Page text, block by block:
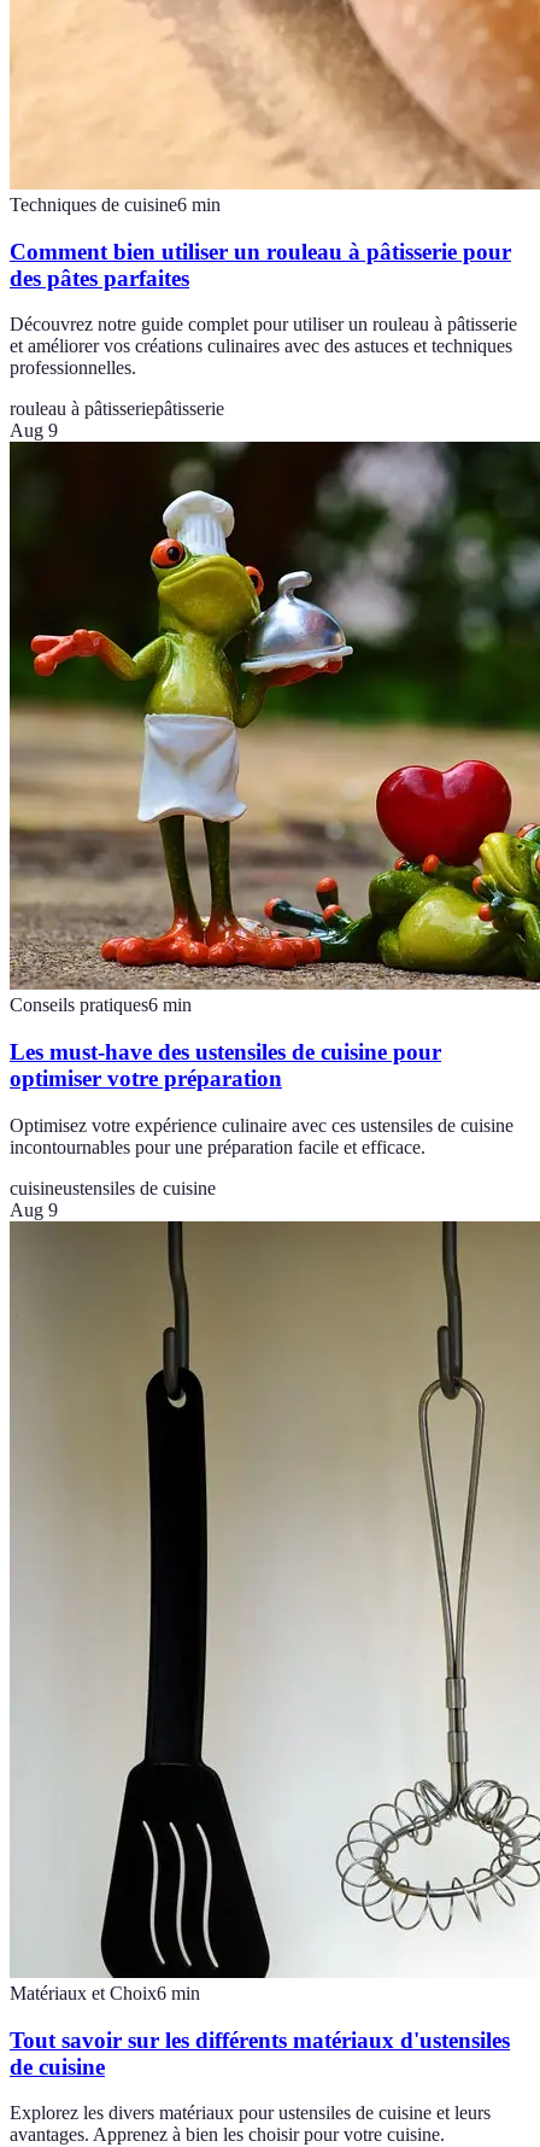
Techniques de cuisine6 min
Comment bien utiliser un rouleau à pâtisserie pour
des pâtes parfaites
Découvrez notre guide complet pour utiliser un rouleau à pâtisserie
et améliorer vos créations culinaires avec des astuces et techniques
professionnelles.
rouleau à pâtisseriepâtisserie
Aug 9
Conseils pratiques6 min
Les must-have des ustensiles de cuisine pour
optimiser votre préparation
Optimisez votre expérience culinaire avec ces ustensiles de cuisine
incontournables pour une préparation facile et efficace.
cuisineustensiles de cuisine
Aug 9
Matériaux et Choix6 min
Tout savoir sur les différents matériaux d'ustensiles
de cuisine
Explorez les divers matériaux pour ustensiles de cuisine et leurs
avantages. Apprenez à bien les choisir pour votre cuisine.